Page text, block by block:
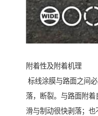
附着性及附着机理
标线涂膜与路面之间
落，断裂。与路面附着
滑与制动很快剥落；